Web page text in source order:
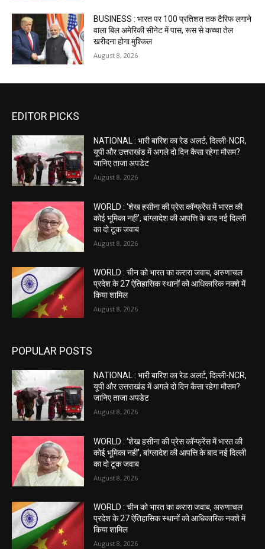
BUSINESS : भारत पर 100 प्रतिशत तक टैरिफ लगाने
वाला बिल अमेरिकी सीनेट में पास, रूस से कच्चा तेल
खरीदना होगा मुश्किल
August 8, 2026
EDITOR PICKS
NATIONAL : भारी बारिश का रेड अलर्ट, दिल्ली-NCR,
यूपी और उत्तराखंड में अगले दो दिन कैसा रहेगा मौसम?
जानिए ताजा अपडेट
August 8, 2026
WORLD : ‘शेख हसीना की प्रेस कॉन्फ्रेंस में भारत की
कोई भूमिका नहीं’, बांग्लादेश की आपत्ति के बाद नई दिल्ली
का दो टूक जवाब
August 8, 2026
WORLD : चीन को भारत का करारा जवाब, अरुणाचल
प्रदेश के 27 ऐतिहासिक स्थानों को आधिकारिक नक्शे में
किया शामिल
August 8, 2026
POPULAR POSTS
NATIONAL : भारी बारिश का रेड अलर्ट, दिल्ली-NCR,
यूपी और उत्तराखंड में अगले दो दिन कैसा रहेगा मौसम?
जानिए ताजा अपडेट
August 8, 2026
WORLD : ‘शेख हसीना की प्रेस कॉन्फ्रेंस में भारत की
कोई भूमिका नहीं’, बांग्लादेश की आपत्ति के बाद नई दिल्ली
का दो टूक जवाब
August 8, 2026
WORLD : चीन को भारत का करारा जवाब, अरुणाचल
प्रदेश के 27 ऐतिहासिक स्थानों को आधिकारिक नक्शे में
किया शामिल
August 8, 2026